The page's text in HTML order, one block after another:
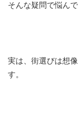
そんな疑問で悩ん
実は、街選びは想
す。